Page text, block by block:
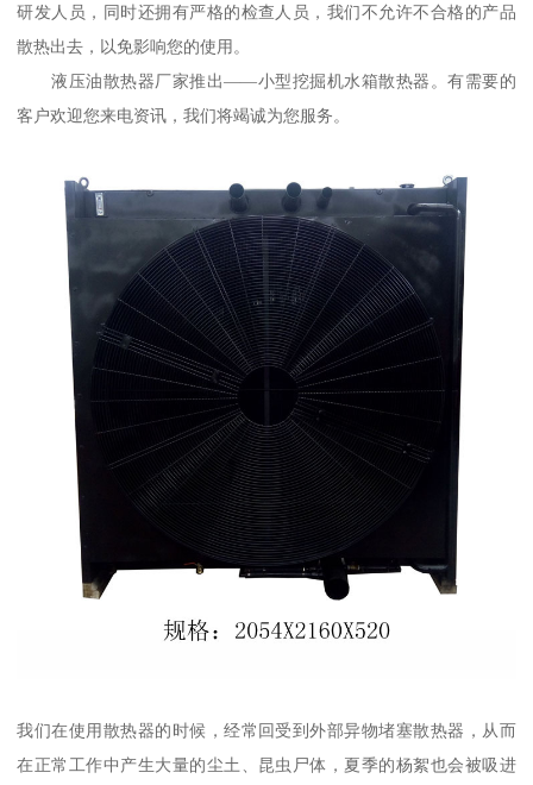
研发人员，同时还拥有严格的检查人员，我们不允许不合格的产品
散热出去，以免影响您的使用。
液压油散热器厂家推出——小型挖掘机水箱散热器。有需要的
客户欢迎您来电资讯，我们将竭诚为您服务。
我们在使用散热器的时候，经常回受到外部异物堵塞散热器，从而
在正常工作中产生大量的尘土、昆虫尸体，夏季的杨絮也会被吸进